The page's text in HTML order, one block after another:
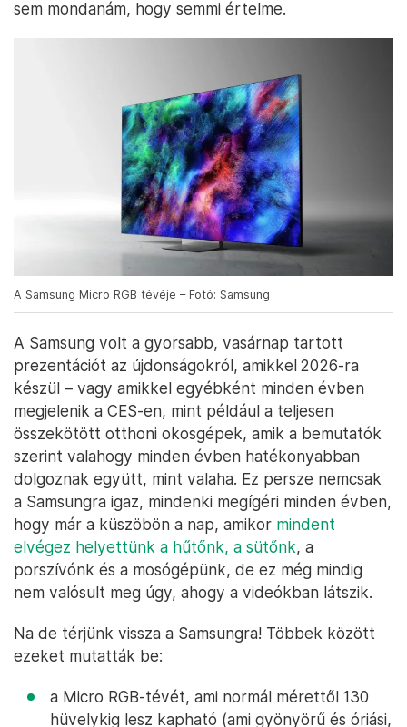
sem mondanám, hogy semmi értelme.
A Samsung Micro RGB tévéje – Fotó: Samsung
A Samsung volt a gyorsabb, vasárnap tartott
prezentációt az újdonságokról, amikkel 2026-ra
készül – vagy amikkel egyébként minden évben
megjelenik a CES-en, mint például a teljesen
összekötött otthoni okosgépek, amik a bemutatók
szerint valahogy minden évben hatékonyabban
dolgoznak együtt, mint valaha. Ez persze nemcsak
a Samsungra igaz, mindenki megígéri minden évben,
hogy már a küszöbön a nap, amikor mindent
elvégez helyettünk a hűtőnk, a sütőnk, a
porszívónk és a mosógépünk, de ez még mindig
nem valósult meg úgy, ahogy a videókban látszik.
Na de térjünk vissza a Samsungra! Többek között
ezeket mutatták be:
a Micro RGB-tévét, ami normál mérettől 130
hüvelykig lesz kapható (ami gyönyörű és óriási,